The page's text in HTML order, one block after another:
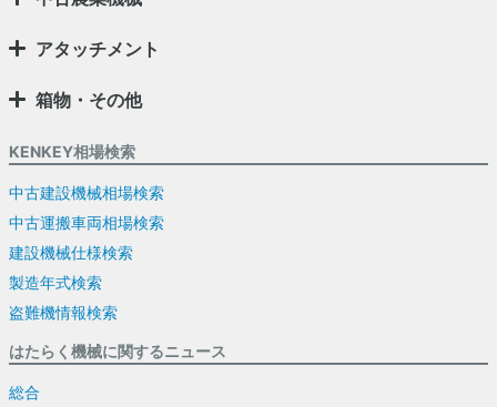
アタッチメント
箱物・その他
KENKEY相場検索
中古建設機械相場検索
中古運搬車両相場検索
建設機械仕様検索
製造年式検索
盗難機情報検索
はたらく機械に関するニュース
総合